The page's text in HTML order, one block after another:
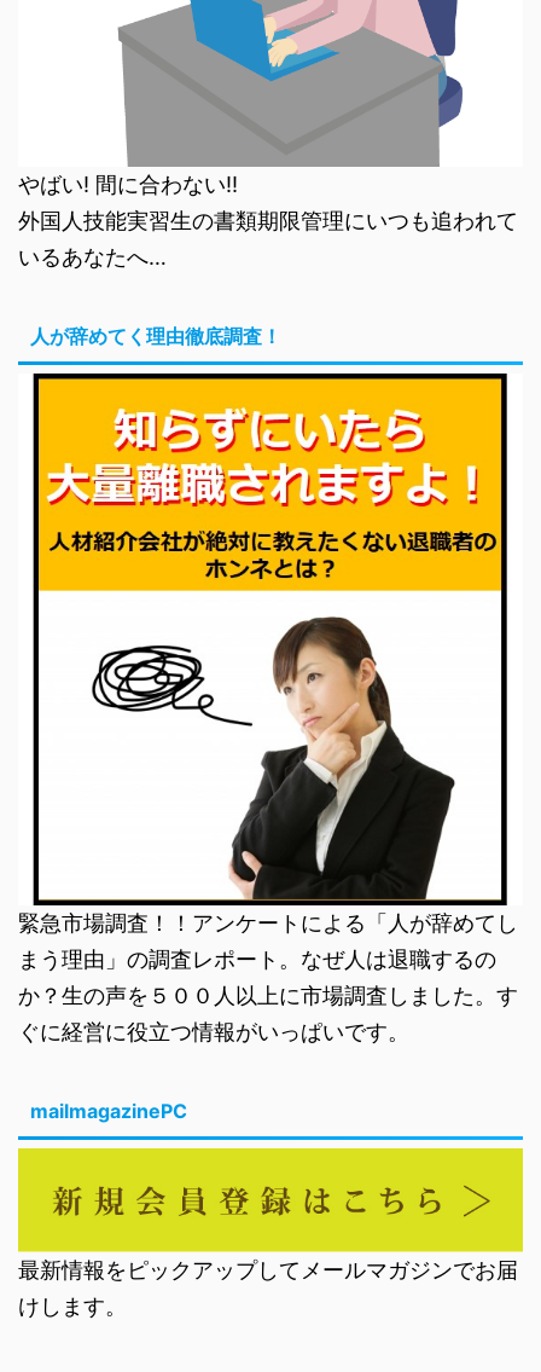
やばい! 間に合わない!!
外国人技能実習生の書類期限管理にいつも追われて
いるあなたへ…
人が辞めてく理由徹底調査！
緊急市場調査！！アンケートによる「人が辞めてし
まう理由」の調査レポート。なぜ人は退職するの
か？生の声を５００人以上に市場調査しました。す
ぐに経営に役立つ情報がいっぱいです。
mailmagazinePC
最新情報をピックアップしてメールマガジンでお届
けします。